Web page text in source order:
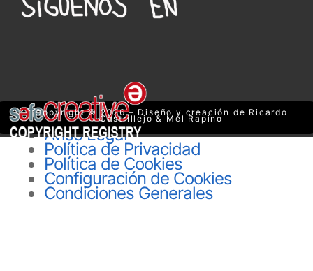
Copyright © 2026 – Diseño y creación de Ricardo
Castrillejo & Mel Rapino
Aviso Legal
Política de Privacidad
Política de Cookies
Configuración de Cookies
Condiciones Generales